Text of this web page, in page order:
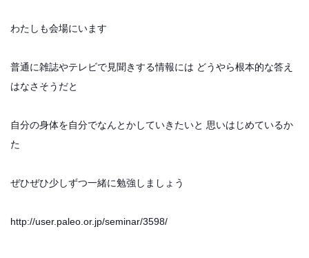
わたしも会場にいます
普通に雑誌やテレビで見聞きする情報には どうやら根本的な答え
はなさそうだと
自分の身体を自分でなんとかしていきたいと 思いはじめているか
た
ぜひぜひ少しずつ一緒に勉強しましょう
http://user.paleo.or.jp/seminar/3598/